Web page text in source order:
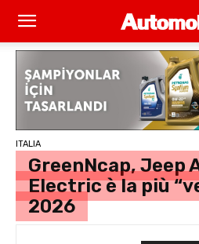
ITALIA
GreenNcap, Jeep
Electric è la più
2026